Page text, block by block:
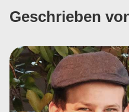
Geschrieben